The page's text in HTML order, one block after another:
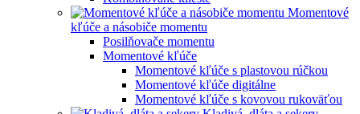
Momentové
kľúče a násobiče momentu
Posilňovače momentu
Momentové kľúče
Momentové kľúče s plastovou rúčkou
Momentové kľúče digitálne
Momentové kľúče s kovovou rukoväťou